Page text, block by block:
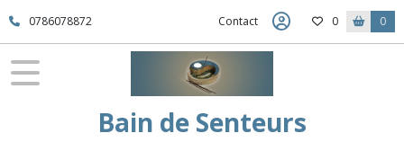
0786078872 Contact 0 0
Bain de Senteurs